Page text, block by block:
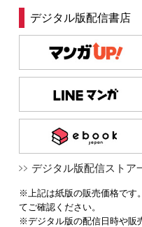
デジタル版配信書店
デジタル版配信ストア
※上記は紙版の販売価格です
てご確認ください。
※デジタル版の配信日時や販